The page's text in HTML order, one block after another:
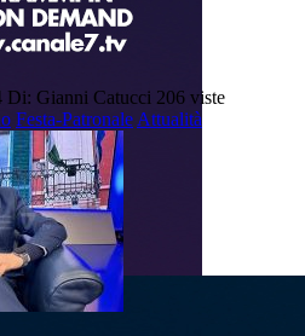
Di: Gianni Catucci 206 viste
Festa-Patronale Attualità